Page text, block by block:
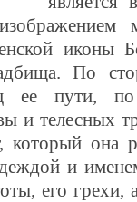
иконы
По
ее пути, по
и телесных
который она
и
его грехи,